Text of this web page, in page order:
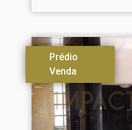
Prédio
Venda